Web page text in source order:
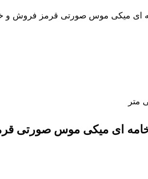
ای میکی موس صورتی قرمز فروش و
ای میکی موس صورتی